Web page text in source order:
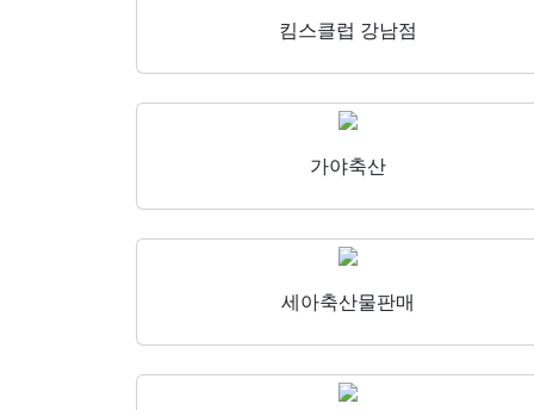
킴스클럽 강남점
가야축산
세아축산물판매